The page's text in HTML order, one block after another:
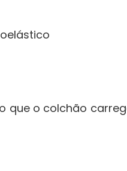
que o colchão